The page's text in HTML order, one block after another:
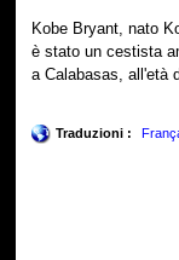
Kobe Bryant, nato
è stato un cestista
a Calabasas, all'età
Traduzioni :